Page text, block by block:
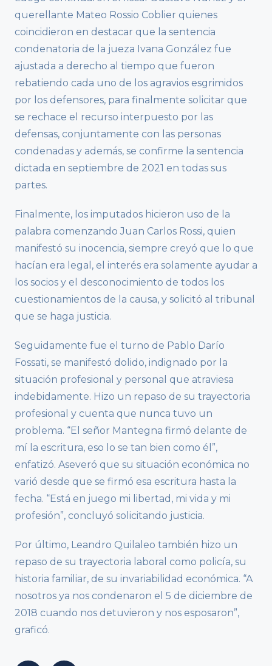
querellante Mateo Rossio Coblier quienes
coincidieron en destacar que la sentencia
condenatoria de la jueza Ivana González fue
ajustada a derecho al tiempo que fueron
rebatiendo cada uno de los agravios esgrimidos
por los defensores, para finalmente solicitar que
se rechace el recurso interpuesto por las
defensas, conjuntamente con las personas
condenadas y además, se confirme la sentencia
dictada en septiembre de 2021 en todas sus
partes.
Finalmente, los imputados hicieron uso de la
palabra comenzando Juan Carlos Rossi, quien
manifestó su inocencia, siempre creyó que lo que
hacían era legal, el interés era solamente ayudar a
los socios y el desconocimiento de todos los
cuestionamientos de la causa, y solicitó al tribunal
que se haga justicia.
Seguidamente fue el turno de Pablo Darío
Fossati, se manifestó dolido, indignado por la
situación profesional y personal que atraviesa
indebidamente. Hizo un repaso de su trayectoria
profesional y cuenta que nunca tuvo un
problema. “El señor Mantegna firmó delante de
mí la escritura, eso lo se tan bien como él”,
enfatizó. Aseveró que su situación económica no
varió desde que se firmó esa escritura hasta la
fecha. “Está en juego mi libertad, mi vida y mi
profesión”, concluyó solicitando justicia.
Por último, Leandro Quilaleo también hizo un
repaso de su trayectoria laboral como policía, su
historia familiar, de su invariabilidad económica. “A
nosotros ya nos condenaron el 5 de diciembre de
2018 cuando nos detuvieron y nos esposaron”,
graficó.